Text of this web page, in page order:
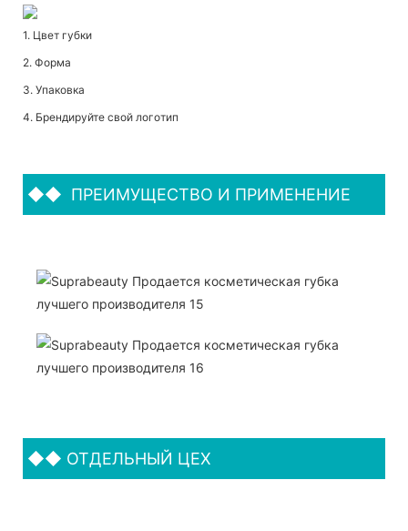
1. Цвет губки
2. Форма
3. Упаковка
4. Брендируйте свой логотип
◆◆ ПРЕИМУЩЕСТВО И ПРИМЕНЕНИЕ
◆◆ ОТДЕЛЬНЫЙ ЦЕХ